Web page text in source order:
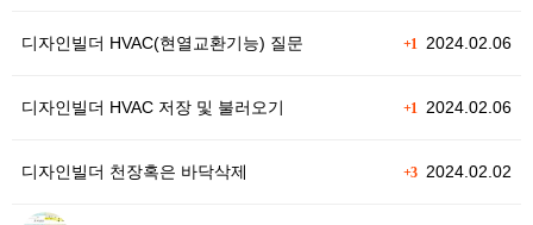
+1 2024.02.06
디자인빌더 HVAC(현열교환기능) 질문
+1 2024.02.06
디자인빌더 HVAC 저장 및 불러오기
+32024.02.02
디자인빌더 천장혹은 바닥삭제